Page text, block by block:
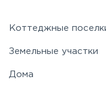
Коттеджные
Земельные участки
Дома